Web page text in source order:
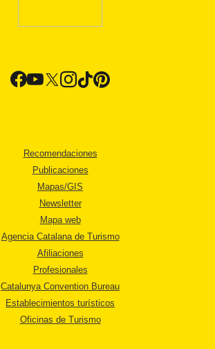
Recomendaciones
Publicaciones
Mapas/GIS
Newsletter
Mapa web
Agencia Catalana de Turismo
Afiliaciones
Profesionales
Catalunya Convention Bureau
Establecimientos turísticos
Oficinas de Turismo